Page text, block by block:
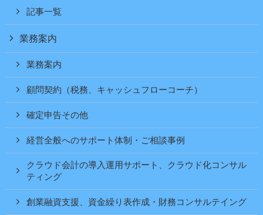
記事一覧
業務案内
業務案内
顧問契約（税務、キャッシュフローコーチ）
確定申告その他
経営全般へのサポート体制・ご相談事例
クラウド会計の導入運用サポート、クラウド化コンサル
ティング
創業融資支援、資金繰り表作成・財務コンサルテイング